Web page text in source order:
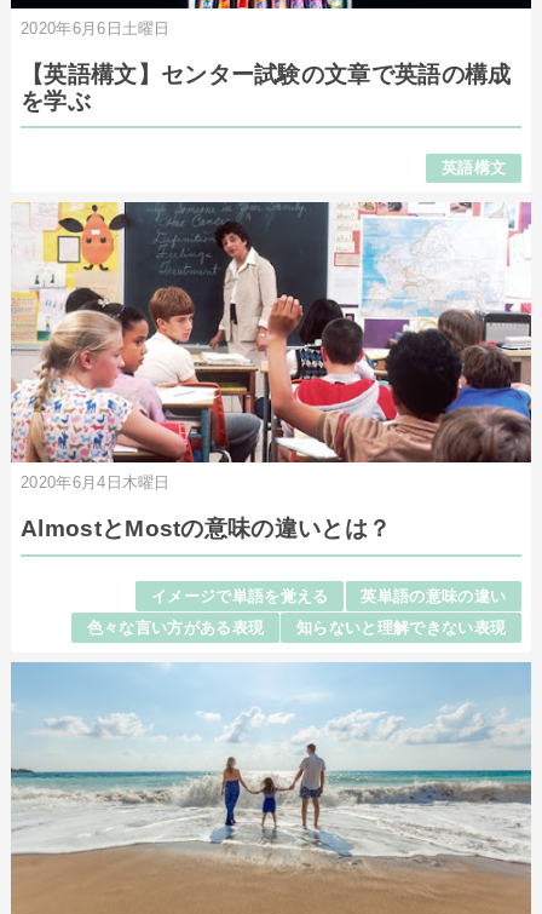
2020年6月6日土曜日
【英語構文】センター試験の文章で英語の構成
を学ぶ
英語構文
2020年6月4日木曜日
AlmostとMostの意味の違いとは？
イメージで単語を覚える
英単語の意味の違い
色々な言い方がある表現
知らないと理解できない表現